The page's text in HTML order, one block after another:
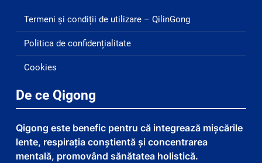
Termeni și condiții de utilizare – QilinGong
Politica de confidențialitate
Cookies
De ce Qigong
Qigong este benefic pentru că integrează mișcările
lente, respirația conștientă și concentrarea
mentală, promovând sănătatea holistică.